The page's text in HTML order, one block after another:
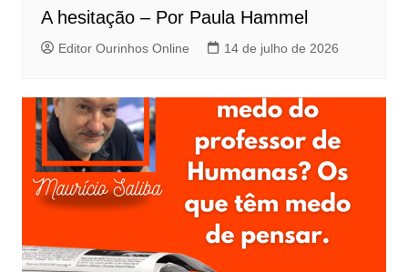
A hesitação – Por Paula Hammel
Editor Ourinhos Online 14 de julho de 2026